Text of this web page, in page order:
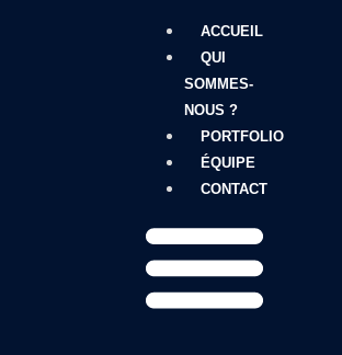
ACCUEIL
QUI
SOMMES-
NOUS ?
PORTFOLIO
ÉQUIPE
CONTACT